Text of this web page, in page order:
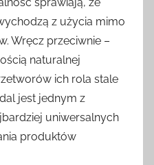
z użycia mimo
Wręcz przeciwnie –
naturalnej
ich rola stale
jest jednym z
uniwersalnych
produktów